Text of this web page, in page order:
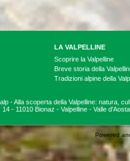
LA VALPELLINE
Scoprire la Valpelline
Breve storia della
Tradizioni alpine della
- Alla scoperta della Valpelline: natura,
- 11010 Bionaz - Valpelline - Valle
Powered